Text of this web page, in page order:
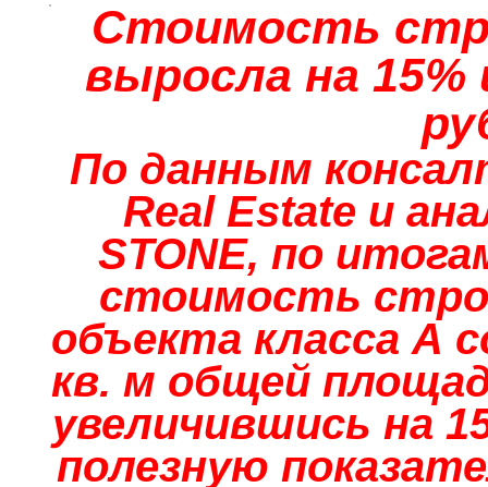
Стоимость
выросла на
По данным
Real Estate и
STONE, по
стоимость
объекта класса А
кв. м общей
увеличившись на
полезную